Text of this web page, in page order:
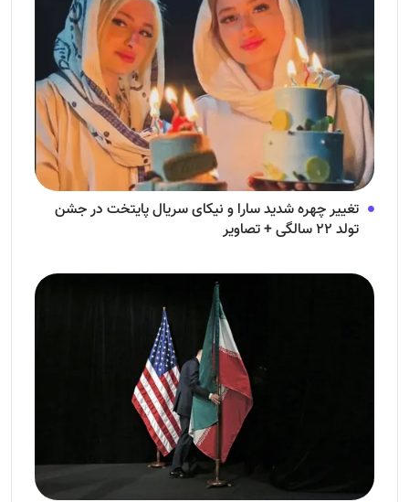
تغییر چهره شدید سارا و نیکای سریال پایتخت در جشن
تولد ۲۲ سالگی + تصاویر